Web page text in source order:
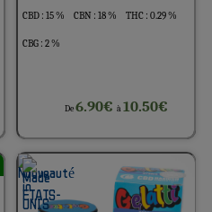
CBD : 15 % CBN : 18 % THC : 0.29 %
CBG : 2 %
De6.90€ à10.50€